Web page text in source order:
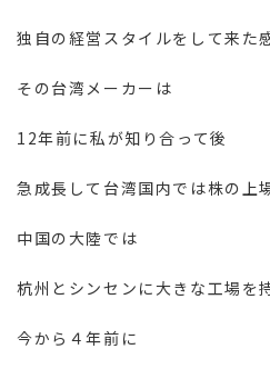
独自の経営スタイルをして来た
その台湾メーカーは
12年前に私が知り合って後
急成長して台湾国内では株の上
中国の大陸では
杭州とシンセンに大きな工場を
今から４年前に